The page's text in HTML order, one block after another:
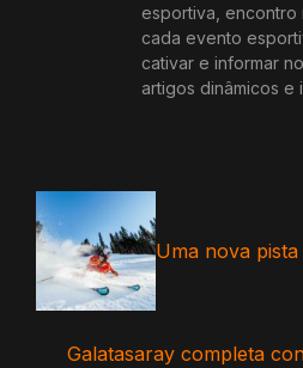
esportiva, encontro
cada evento
cativar e informar
artigos dinâmicos e
Uma nova
Galatasaray completa